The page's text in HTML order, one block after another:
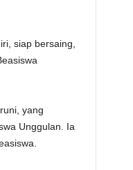
siap bersaing,
yang
Unggulan. Ia